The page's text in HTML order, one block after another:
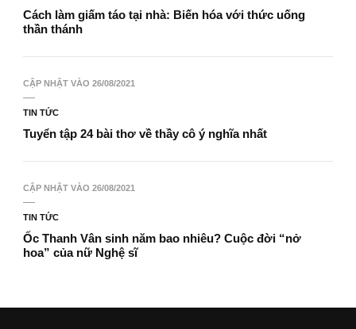
Cách làm giấm táo tại nhà: Biến hóa với thức uống
thần thánh
CẬP NHẬT VÀO 26/08/2021
TIN TỨC
Tuyển tập 24 bài thơ về thầy cô ý nghĩa nhất
CẬP NHẬT VÀO 26/08/2021
TIN TỨC
Ốc Thanh Vân sinh năm bao nhiêu? Cuộc đời “nở
hoa” của nữ Nghệ sĩ